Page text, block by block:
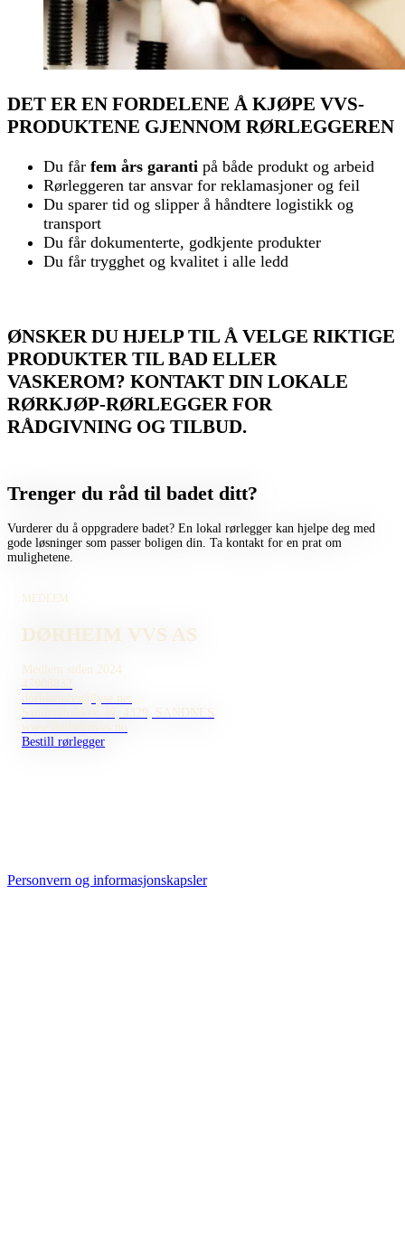
DET ER EN FORDELENE Å KJØPE VVS-
PRODUKTENE GJENNOM RØRLEGGEREN
Du får fem års garanti på både produkt og arbeid
Rørleggeren tar ansvar for reklamasjoner og feil
Du sparer tid og slipper å håndtere logistikk og
transport
Du får dokumenterte, godkjente produkter
Du får trygghet og kvalitet i alle ledd
ØNSKER DU HJELP TIL Å VELGE RIKTIGE
PRODUKTER TIL BAD ELLER
VASKEROM? KONTAKT DIN LOKALE
RØRKJØP-RØRLEGGER FOR
RÅDGIVNING OG TILBUD.
Trenger du råd til badet ditt?
Vurderer du å oppgradere badet? En lokal rørlegger kan hjelpe deg med
gode løsninger som passer boligen din. Ta kontakt for en prat om
mulighetene.
MEDLEM
DØRHEIM VVS AS
Medlem siden 2024
47908832
dorheimvvs@lyse.net
Sandvikbakken 40, 4329, SANDNES
www.dorheimvvs.no
Bestill rørlegger
Personvern og informasjonskapsler